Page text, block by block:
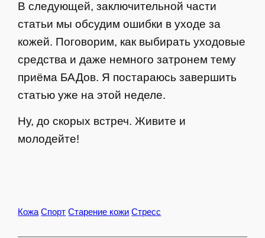
В следующей, заключительной части
статьи мы обсудим ошибки в уходе за
кожей. Поговорим, как выбирать уходовые
средства и даже немного затронем тему
приёма БАДов. Я постараюсь завершить
статью уже на этой неделе.
Ну, до скорых встреч. Живите и
молодейте!
Кожа Спорт Старение кожи Стресс